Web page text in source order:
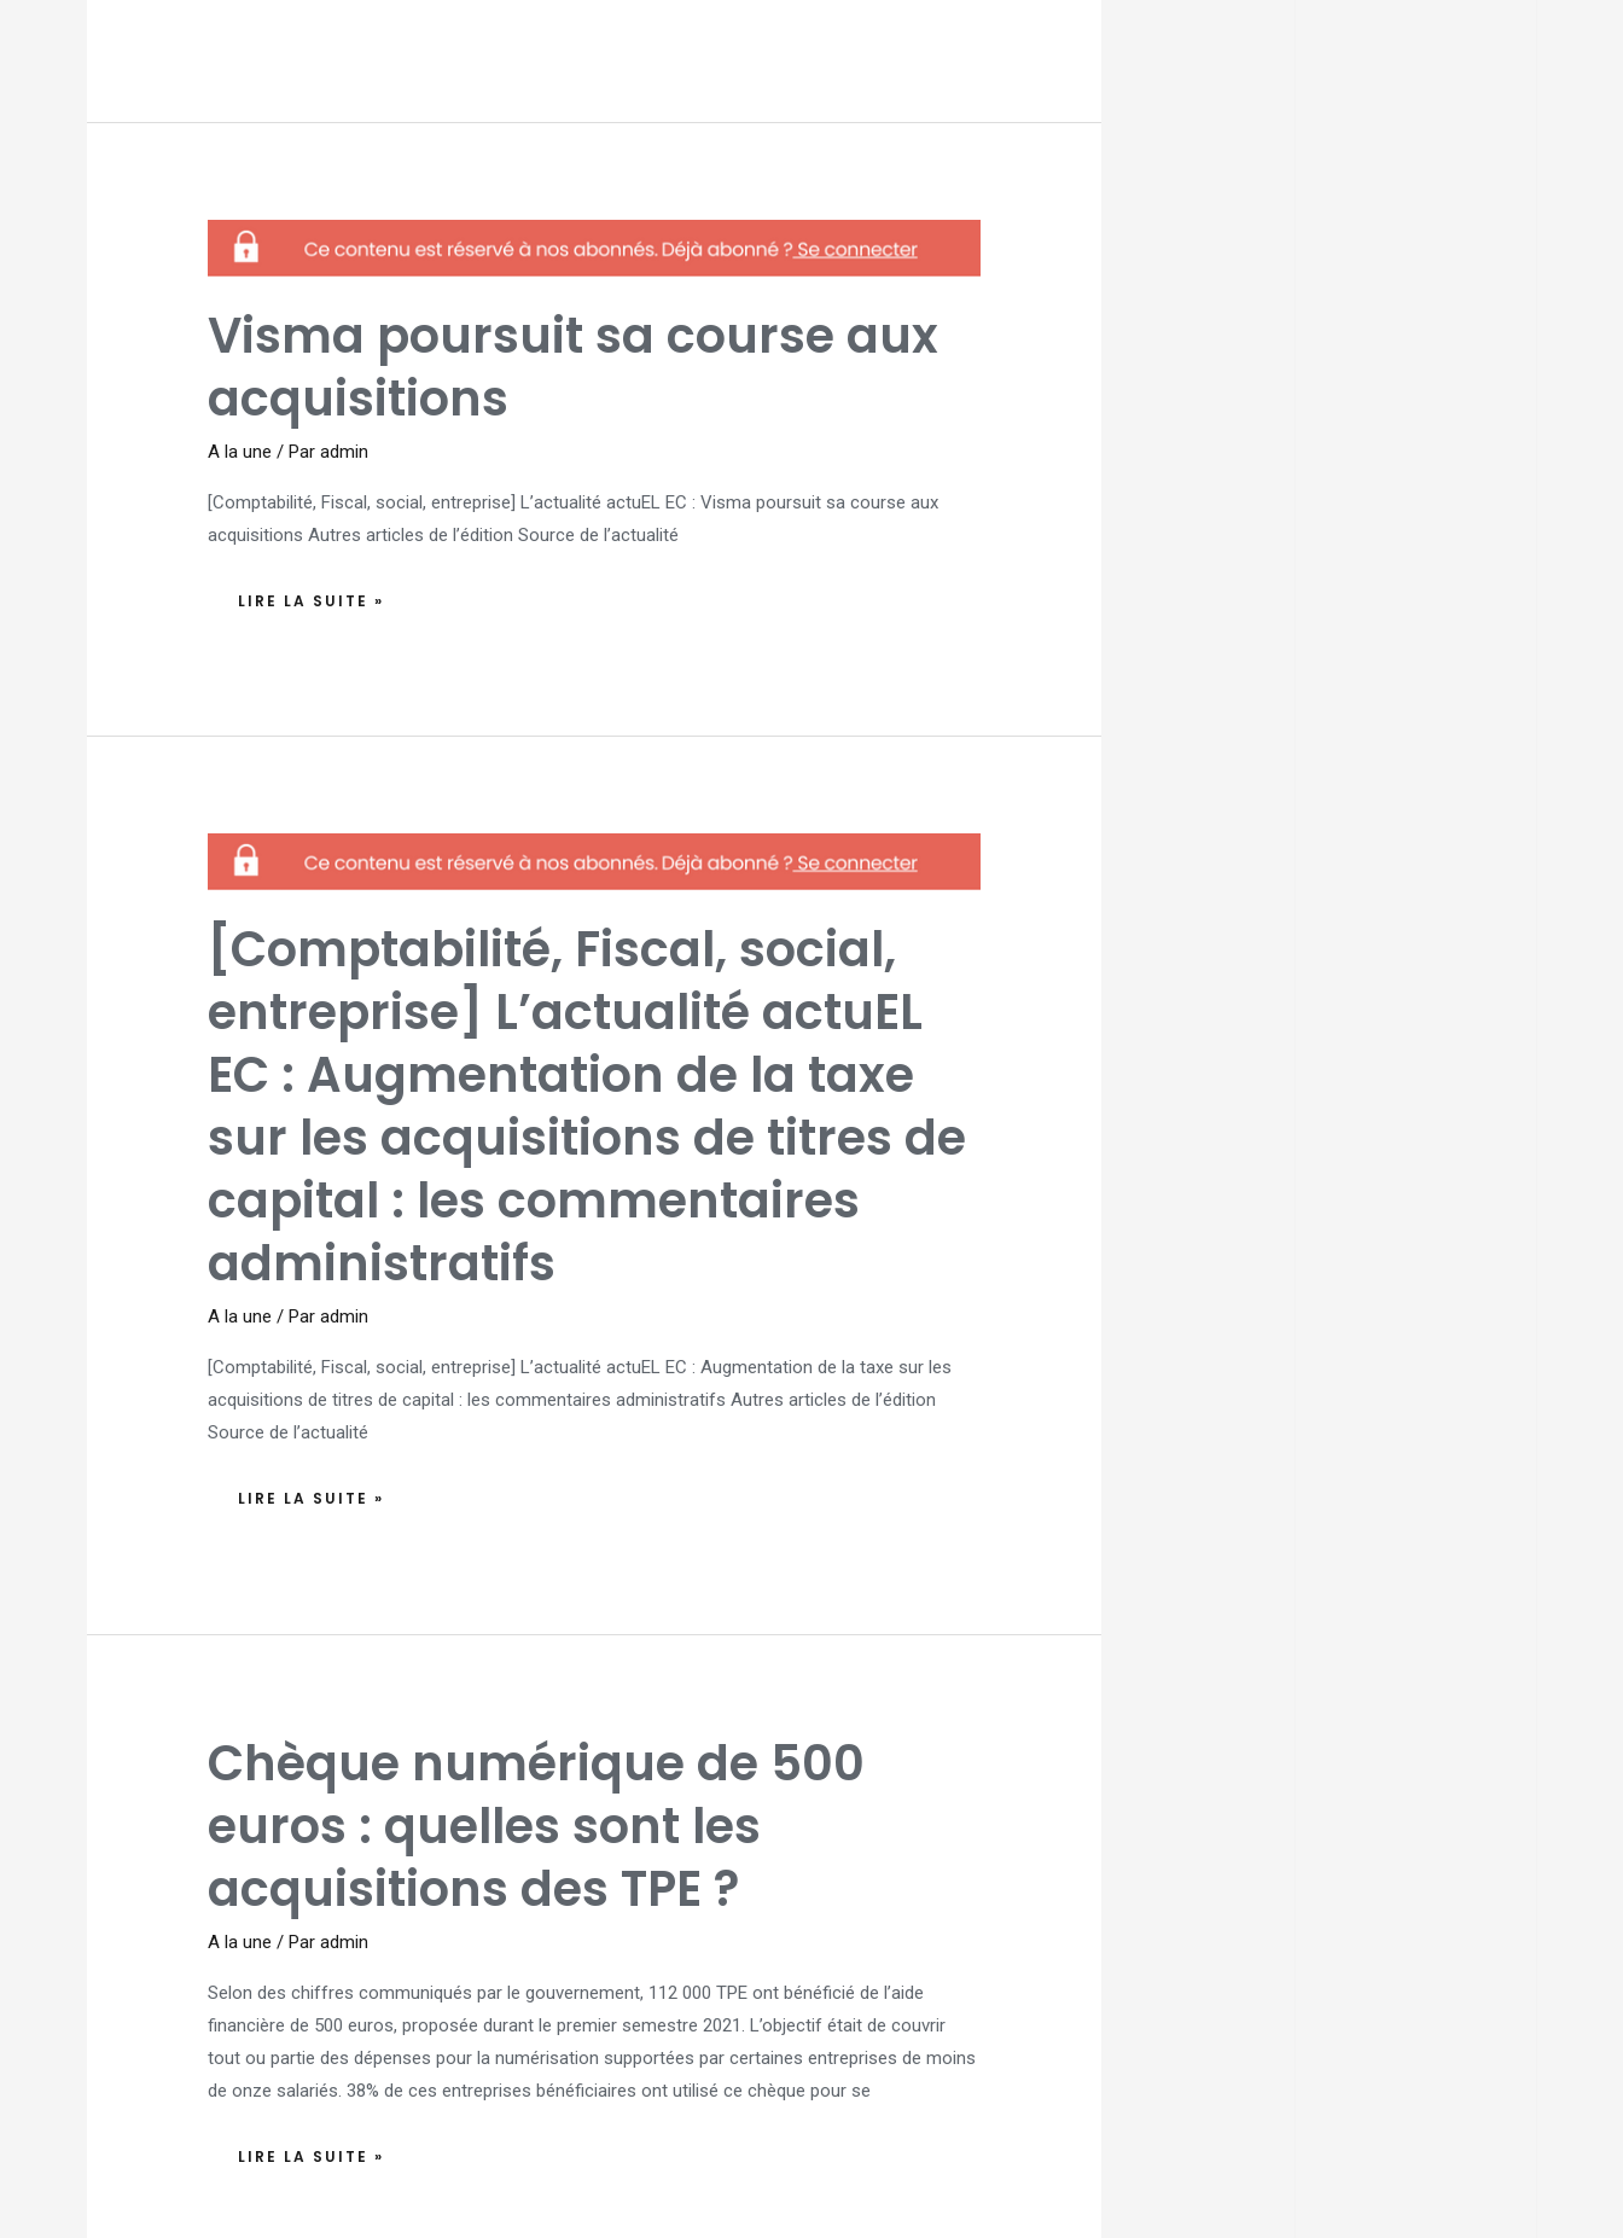
Visma poursuit sa course aux
acquisitions
A la une / Paradmin
[Comptabilité, Fiscal, social, entreprise] L’actualité actuEL EC : Visma poursuit sa course aux
acquisitions Autres articles de l’édition Source de l’actualité
VISMA
POURSUIT
SA
COURSE
AUX
LIRE LA SUITE »
[Comptabilité, Fiscal, social,
entreprise] L’actualité actuEL
EC : Augmentation de la taxe
sur les acquisitions de titres de
capital : les commentaires
administratifs
A la une / Paradmin
[Comptabilité, Fiscal, social, entreprise] L’actualité actuEL EC : Augmentation de la taxe sur les
acquisitions de titres de capital : les commentaires administratifs Autres articles de l’édition
Source de l’actualité
[COMPTABILITÉ,
FISCAL,
SOCIAL,
ENTREPRISE]
L’ACTUALITÉ
:
AUGMENTATION
DE
TAXE
SUR
LES
ACQUISITIONS
DE
TITRES
DE
LES
COMMENTAIRES
ADMINISTRATIFS
LIRE LA SUITE »
Chèque numérique de 500
euros : quelles sont les
acquisitions des TPE ?
A la une / Paradmin
Selon des chiffres communiqués par le gouvernement, 112 000 TPE ont bénéficié de l’aide
financière de 500 euros, proposée durant le premier semestre 2021. L’objectif était de couvrir
tout ou partie des dépenses pour la numérisation supportées par certaines entreprises de moins
de onze salariés. 38% de ces entreprises bénéficiaires ont utilisé ce chèque pour se
CHÈQUE
NUMÉRIQUE
DE
500
QUELLES
SONT
ACQUISITIONS
DES
TPE
?
LIRE LA SUITE »